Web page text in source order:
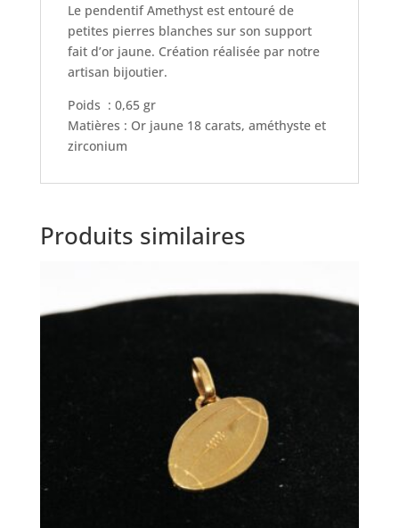
Le pendentif Amethyst est entouré de
petites pierres blanches sur son support
fait d’or jaune. Création réalisée par notre
artisan bijoutier.
Poids : 0,65 gr
Matières : Or jaune 18 carats, améthyste et
zirconium
Produits similaires